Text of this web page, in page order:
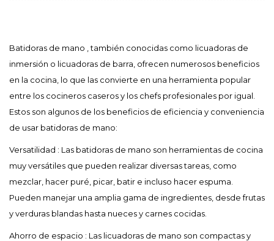
Batidoras de mano , también conocidas como licuadoras de
inmersión o licuadoras de barra, ofrecen numerosos beneficios
en la cocina, lo que las convierte en una herramienta popular
entre los cocineros caseros y los chefs profesionales por igual.
Estos son algunos de los beneficios de eficiencia y conveniencia
de usar batidoras de mano:
Versatilidad : Las batidoras de mano son herramientas de cocina
muy versátiles que pueden realizar diversas tareas, como
mezclar, hacer puré, picar, batir e incluso hacer espuma.
Pueden manejar una amplia gama de ingredientes, desde frutas
y verduras blandas hasta nueces y carnes cocidas.
Ahorro de espacio : Las licuadoras de mano son compactas y